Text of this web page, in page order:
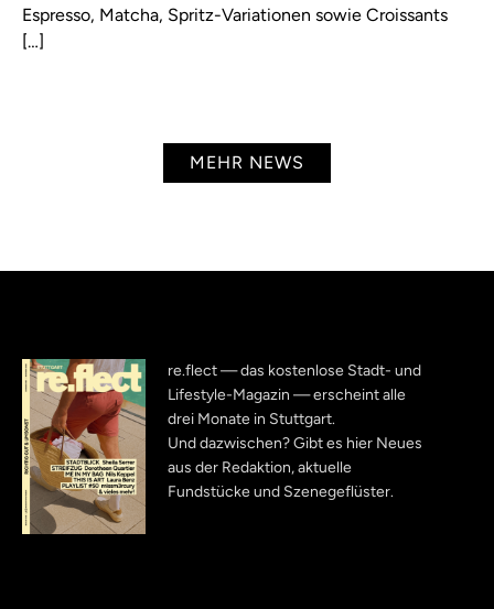
Espresso, Matcha, Spritz-Variationen sowie Croissants
[…]
MEHR NEWS
re.flect — das kostenlose Stadt- und
Lifestyle-Magazin — erscheint alle
drei Monate in Stuttgart.
Und dazwischen? Gibt es hier Neues
aus der Redaktion, aktuelle
Fundstücke und Szenegeflüster.